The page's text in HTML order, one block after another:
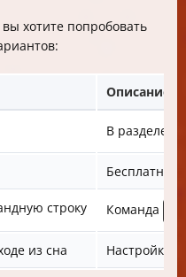
хотите попробовать
Описание
В разделе
Бесплатный
строку Команда
из сна Настройки